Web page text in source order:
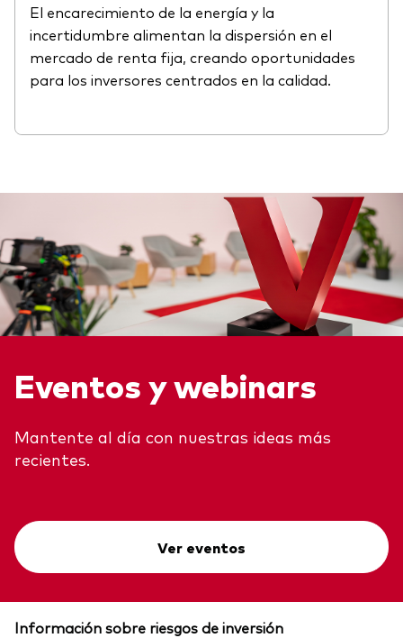
El encarecimiento de la energía y la
incertidumbre alimentan la dispersión en el
mercado de renta fija, creando oportunidades
para los inversores centrados en la calidad.
Eventos y webinars
Mantente al día con nuestras ideas más
recientes.
Ver eventos
Información sobre riesgos de inversión